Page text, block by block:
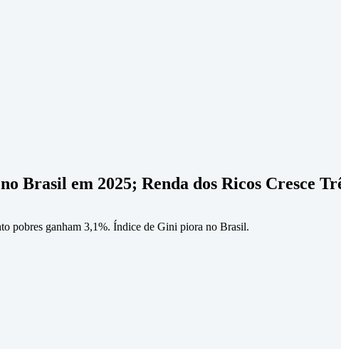
Brasil em 2025; Renda dos Ricos Cresce
pobres ganham 3,1%. Índice de Gini piora no Brasil.